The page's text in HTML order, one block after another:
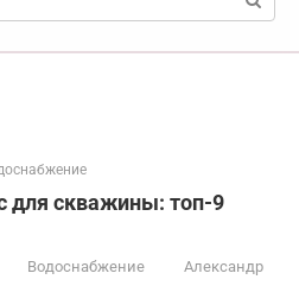
для скважины: топ-9
Водоснабжение
Александр